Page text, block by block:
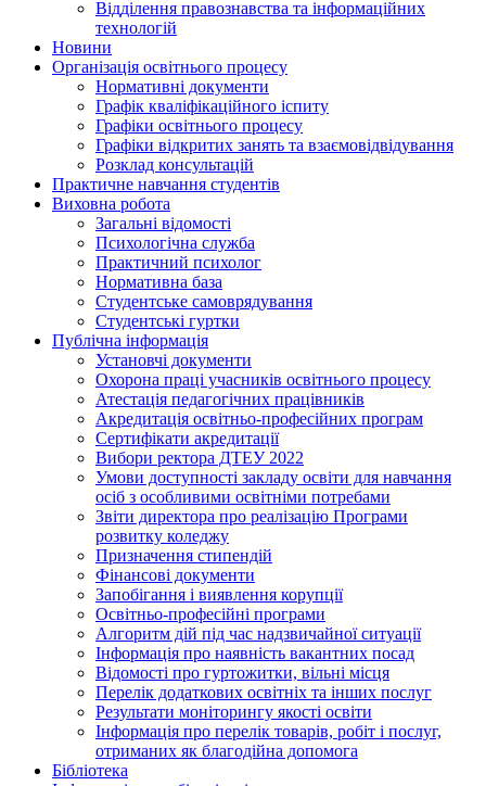
Відділення правознавства та інформаційних
технологій
Новини
Організація освітнього процесу
Нормативні документи
Графік кваліфікаційного іспиту
Графіки освітнього процесу
Графіки відкритих занять та взаємовідвідування
Розклад консультацій
Практичне навчання студентів
Виховна робота
Загальні відомості
Психологічна служба
Практичний психолог
Нормативна база
Студентське самоврядування
Студентські гуртки
Публічна інформація
Установчі документи
Охорона праці учасників освітнього процесу
Атестація педагогічних працівників
Акредитація освітньо-професійних програм
Сертифікати акредитації
Вибори ректора ДТЕУ 2022
Умови доступності закладу освіти для навчання
осіб з особливими освітніми потребами
Звіти директора про реалізацію Програми
розвитку коледжу
Призначення стипендій
Фінансові документи
Запобігання і виявлення корупції
Освітньо-професійні програми
Алгоритм дій під час надзвичайної ситуації
Інформація про наявність вакантних посад
Відомості про гуртожитки, вільні місця
Перелік додаткових освітніх та інших послуг
Результати моніторингу якості освіти
Інформація про перелік товарів, робіт і послуг,
отриманих як благодійна допомога
Бібліотека